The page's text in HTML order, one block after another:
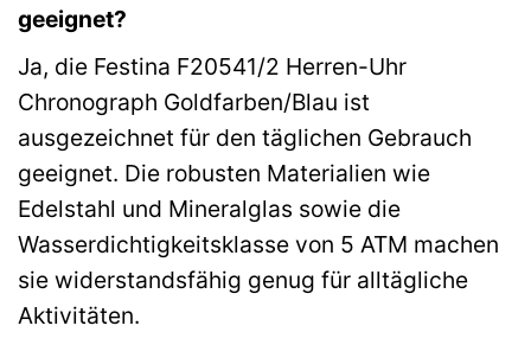
geeignet?
Ja, die Festina F20541/2 Herren-Uhr
Chronograph Goldfarben/Blau ist
ausgezeichnet für den täglichen Gebrauch
geeignet. Die robusten Materialien wie
Edelstahl und Mineralglas sowie die
Wasserdichtigkeitsklasse von 5 ATM machen
sie widerstandsfähig genug für alltägliche
Aktivitäten.